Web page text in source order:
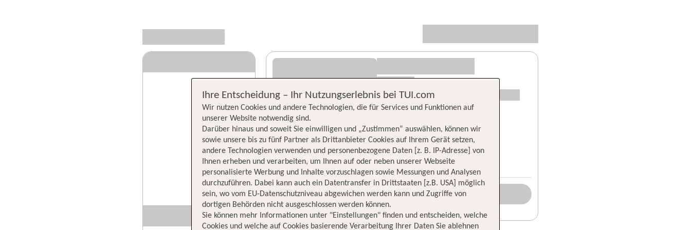
Ihre Entscheidung – Ihr Nutzungserlebnis bei TUI.com
Wir nutzen Cookies und andere Technologien, die für Services und Funktionen auf
unserer Website notwendig sind.
Darüber hinaus und soweit Sie einwilligen und „Zustimmen“ auswählen, können wir
sowie unsere bis zu fünf Partner als Drittanbieter Cookies auf Ihrem Gerät setzen,
andere Technologien verwenden und personenbezogene Daten [z. B. IP-Adresse] von
Ihnen erheben und verarbeiten, um Ihnen auf oder neben unserer Webseite
personalisierte Werbung und Inhalte vorzuschlagen sowie Messungen und Analysen
durchzuführen. Dabei kann auch ein Datentransfer in Drittstaaten [z.B. USA] möglich
sein, wo vom EU-Datenschutzniveau abgewichen werden kann und Zugriffe von
dortigen Behörden nicht ausgeschlossen werden können.
Sie können mehr Informationen unter "Einstellungen" finden und entscheiden, welche
Cookies und welche auf Cookies basierende Verarbeitung Ihrer Daten Sie ablehnen